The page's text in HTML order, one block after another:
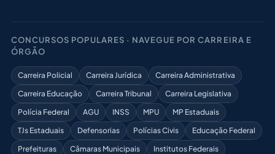
CONCURSOS POPULARES · NAVEGUE POR CARREIRA E
ÓRGÃO
Carreira Policial Carreira Jurídica
Carreira Administrativa
Carreira Educação
Carreira Tribunal
Carreira Legislativa
Polícia Federal
AGU INSS MPU
MP Estaduais
TJs Estaduais
Defensorias Polícias Civis
Educação Federal
Prefeituras
Câmaras Municipais Institutos Federais